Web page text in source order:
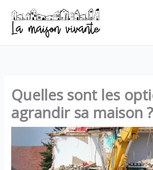
contenu
Quelles sont les
agrandir sa maison ?